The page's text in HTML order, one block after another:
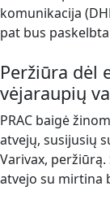
komunikacija
pat bus
Peržiūra dėl
vėjaraupių
PRAC baigė
atvejų, susijusių
Varivax,
atvejo su mirtina